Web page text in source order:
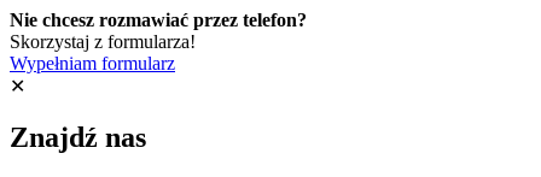
Nie chcesz rozmawiać przez telefon?
Skorzystaj z formularza!
Wypełniam formularz
✕
Znajdź nas